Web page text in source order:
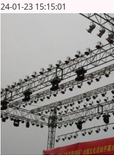
24-01-23 15:15:01